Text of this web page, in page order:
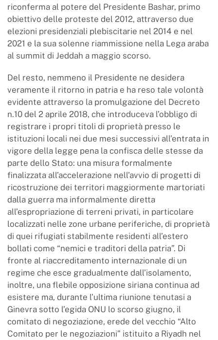
riconferma al potere del Presidente Bashar, primo
obiettivo delle proteste del 2012, attraverso due
elezioni presidenziali plebiscitarie nel 2014 e nel
2021 e la sua solenne riammissione nella Lega araba
al summit di Jeddah a maggio scorso.
Del resto, nemmeno il Presidente ne desidera
veramente il ritorno in patria e ha reso tale volontà
evidente attraverso la promulgazione del Decreto
n.10 del 2 aprile 2018, che introduceva l’obbligo di
registrare i propri titoli di proprietà presso le
istituzioni locali nei due mesi successivi all’entrata in
vigore della legge pena la confisca delle stesse da
parte dello Stato: una misura formalmente
finalizzata all’accelerazione nell’avvio di progetti di
ricostruzione dei territori maggiormente martoriati
dalla guerra ma informalmente diretta
all’espropriazione di terreni privati, in particolare
localizzati nelle zone urbane periferiche, di proprietà
di quei rifugiati stabilmente residenti all’estero
bollati come “nemici e traditori della patria”. Di
fronte al riaccreditamento internazionale di un
regime che esce gradualmente dall’isolamento,
inoltre, una flebile opposizione siriana continua ad
esistere ma, durante l’ultima riunione tenutasi a
Ginevra sotto l’egida ONU lo scorso giugno, il
comitato di negoziazione, erede del vecchio “Alto
Comitato per le negoziazioni” istituito a Riyadh nel